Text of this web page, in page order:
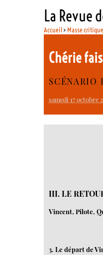
La Revue
Accueil> Masse critique
Chérie
SCÉNARIO
samedi 17 octobre
III. LE
Vincent, Pilote,
3. Le départ de